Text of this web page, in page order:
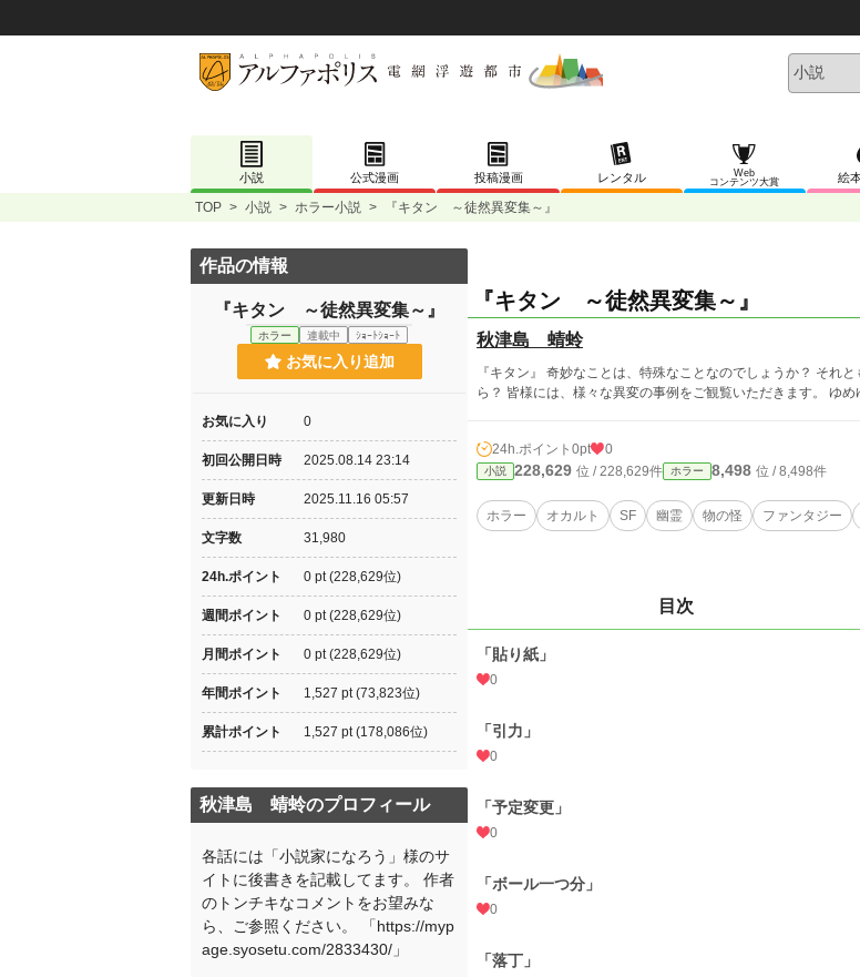
小説 公式漫画 投稿漫画 レンタル
Web
コンテンツ大賞
絵
TOP > 小説 > ホラー小説 > 『キタン ～徒然異変集～』
『キタン ～徒然異変集～』
秋津島 蜻蛉
『キタン』 奇妙なことは、特殊なことなのでしょうか？ それ
ら？ 皆様には、様々な異変の事例をご観覧いただきます。
24h.ポイント 0pt 0
小説 228,629 位 / 228,629件 ホラー 8,498 位 / 8,498件
ホラー オカルト SF 幽霊 物の怪 ファンタジー
目次
「貼り紙」
0
「引力」
0
「予定変更」
0
「ボール一つ分」
0
「落丁」
作品の情報
『キタン ～徒然異変集～』
ホラー 連載中 ｼｮｰﾄｼｮｰﾄ
お気に入り追加
お気に入り 0
初回公開日時 2025.08.14 23:14
更新日時 2025.11.16 05:57
文字数 31,980
24h.ポイント 0 pt (228,629位)
週間ポイント 0 pt (228,629位)
月間ポイント 0 pt (228,629位)
年間ポイント 1,527 pt (73,823位)
累計ポイント 1,527 pt (178,086位)
秋津島 蜻蛉のプロフィール
各話には「小説家になろう」様のサ
イトに後書きを記載してます。 作者
のトンチキなコメントをお望みな
ら、ご参照ください。 「https://myp
age.syosetu.com/2833430/」